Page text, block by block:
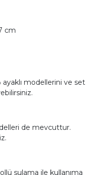
cm
ayaklı modellerini ve set
de mevcuttur.
sulama ile kullanıma